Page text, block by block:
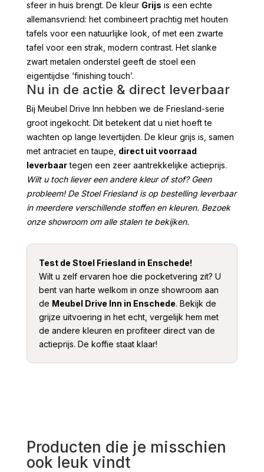
sfeer in huis brengt. De kleur Grijs is een echte
allemansvriend: het combineert prachtig met houten
tafels voor een natuurlijke look, of met een zwarte
tafel voor een strak, modern contrast. Het slanke
zwart metalen onderstel geeft de stoel een
eigentijdse ‘finishing touch’.
Nu in de actie & direct leverbaar
Bij Meubel Drive Inn hebben we de Friesland-serie
groot ingekocht. Dit betekent dat u niet hoeft te
wachten op lange levertijden. De kleur grijs is, samen
met antraciet en taupe, direct uit voorraad
leverbaartegen een zeer aantrekkelijke actieprijs.
Wilt u toch liever een andere kleur of stof? Geen
probleem! De Stoel Friesland is op bestelling leverbaar
in meerdere verschillende stoffen en kleuren. Bezoek
onze showroom om alle stalen te bekijken.
Test de Stoel Friesland in Enschede!
Wilt u zelf ervaren hoe die pocketvering zit? U
bent van harte welkom in onze showroom aan
de Meubel Drive Inn in Enschede. Bekijk de
grijze uitvoering in het echt, vergelijk hem met
de andere kleuren en profiteer direct van de
actieprijs. De koffie staat klaar!
Producten die je misschien
ook leuk vindt